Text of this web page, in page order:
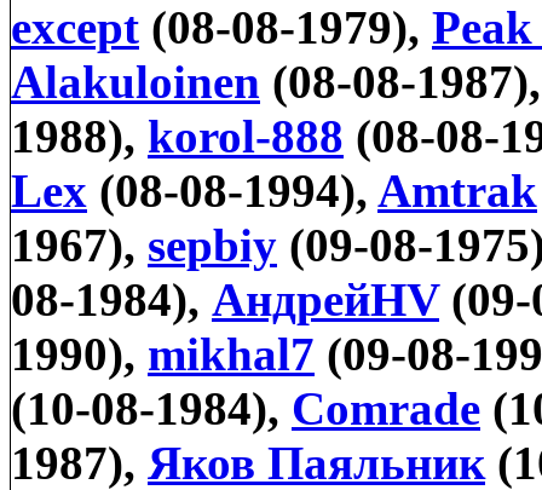
except (08-08-1979),
Alakuloinen (08-08-
1988), korol-888 (08-08-
Lex (08-08-1994), Amtrak
1967), sepbiy (09-08-
08-1984), АндрейHV(09-
1990), mikhal7 (09-08-
(10-08-1984), Comrade
1987), Яков Паяльник